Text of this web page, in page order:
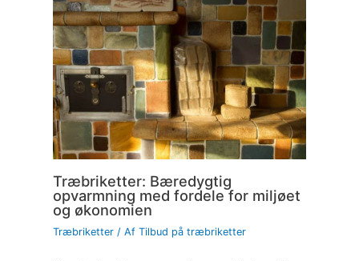
Træbriketter: Bæredygtig
opvarmning med fordele for miljøet
og økonomien
Træbriketter/ Af Tilbud på træbriketter